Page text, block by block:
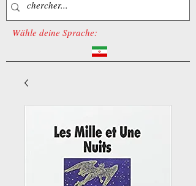
Wähle deine Sprache: